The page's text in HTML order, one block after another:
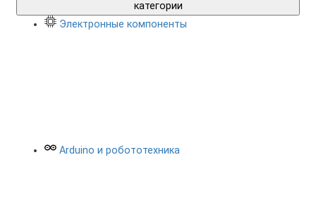
категории
Электронные компоненты
Arduino и робототехника